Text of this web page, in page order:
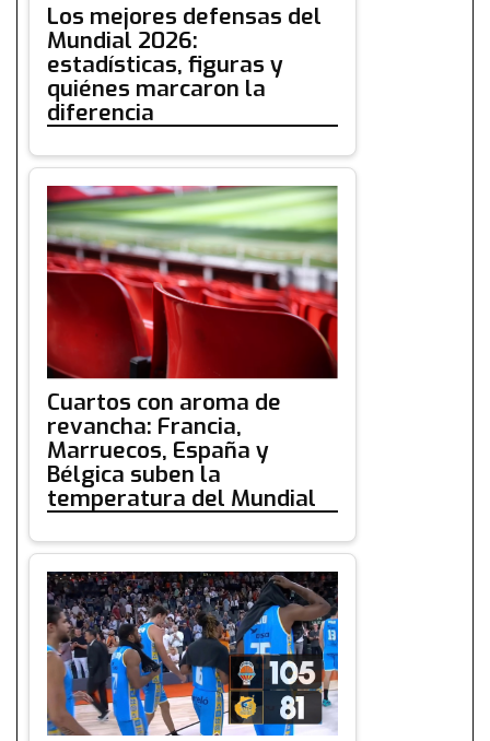
Los mejores defensas del
Mundial 2026:
estadísticas, figuras y
quiénes marcaron la
diferencia
Cuartos con aroma de
revancha: Francia,
Marruecos, España y
Bélgica suben la
temperatura del Mundial